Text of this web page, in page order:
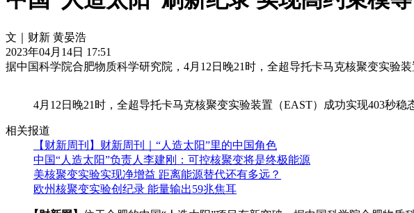
文｜财新 黄晏浩
2023年04月14日 17:51
据中国科学院合肥物质科学研究院，4月12日晚21时，全超导托卡马克核聚变实验
4月12日晚21时，全超导托卡马克核聚变实验装置（EAST）成功实现403秒
相关报道
【财新周刊】财新周刊｜“人造太阳”里的中国角色
中国“人造太阳”负责人李建刚：可控核聚变将是终极能源
美核聚变实验实现净增益 距离能源替代还有多远？
欧州核聚变实验创纪录 能量输出59兆焦耳